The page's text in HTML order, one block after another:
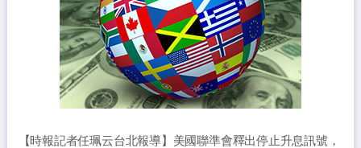
【時報記者任珮云台北報導】美國聯準會釋出停止升息訊號，